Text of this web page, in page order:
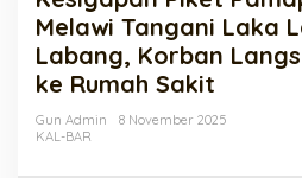
Polres
Melawi
Tangani
Laka
di
Melawi Tangani Laka
Labang, Korban
ke Rumah Sakit
Gun Admin
8 November 2025
KAL-BAR